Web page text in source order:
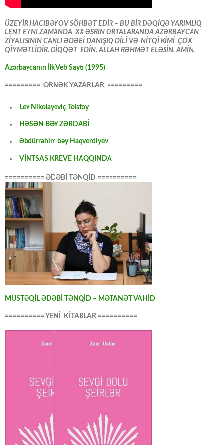
ÜZEYİR HACIBƏYOV SÖHBƏT EDİR – BU BİR DƏQİQƏ YARIMLIQ
LENT EYNİ ZAMANDA XX ƏSRİN ORTALARANDA AZƏRBAYCAN
ZİYALISININ CANLI ƏDƏBİ DANIŞIQ DİLİ VƏ NİTQİ KİMİ ÇOX
QİYMƏTLİDİR. DİQQƏT EDİN. ALLAH RƏHMƏT ELƏSİN. AMİN.
Azərbaycanın İlk Veb Saytı (1995)
========= ÖRNƏK YAZARLAR =========
Lev Nikolayeviç Tolstoy
HƏSƏN BƏY ZƏRDABİ
Əbdürrəhim bəy Haqverdiyev
VİNTSAS KREVE HAQQINDA
========== ƏDƏBİ TƏNQİD ==========
MÜSTƏQİL ƏDƏBİ TƏNQİD – MƏTANƏT VAHİD
========== YENİ KİTABLAR ==========